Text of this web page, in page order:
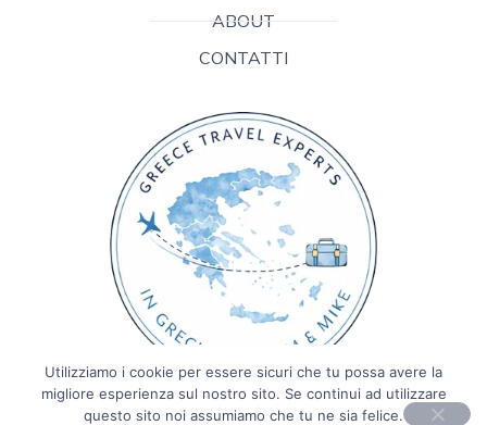
ABOUT
CONTATTI
Utilizziamo i cookie per essere sicuri che tu possa avere la
migliore esperienza sul nostro sito. Se continui ad utilizzare
questo sito noi assumiamo che tu ne sia felice.